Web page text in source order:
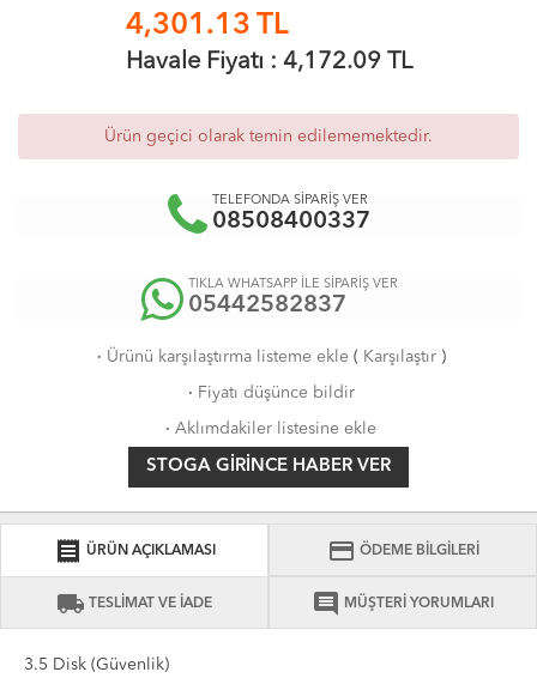
4,301.13 TL
Havale Fiyatı : 4,172.09TL
Ürün geçici olarak temin edilememektedir.
TELEFONDA SİPARİŞ VER
08508400337
TIKLA WHATSAPP İLE SİPARİŞ VER
05442582837
· Ürünü karşılaştırma listeme ekle( Karşılaştır)
· Fiyatı düşünce bildir
· Aklımdakiler listesine ekle
STOGA GIRINCE HABER VER
receipt ÜRÜN AÇIKLAMASI credit_card ÖDEME BİLGİLERİ
local_shipping TESLİMAT VE İADE comment MÜŞTERİ YORUMLARI
3.5 Disk (Güvenlik)